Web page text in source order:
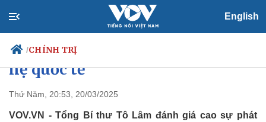
English
/CHÍNH TRỊ
Chính trị
Xã hội
Tổng Bí thư: Quan hệ Việt Nam -
Hoa Kỳ là hình mẫu trong quan
hệ quốc tế
Thứ Năm, 20:53, 20/03/2025
VOV.VN - Tổng Bí thư Tô Lâm đánh giá cao sự phát